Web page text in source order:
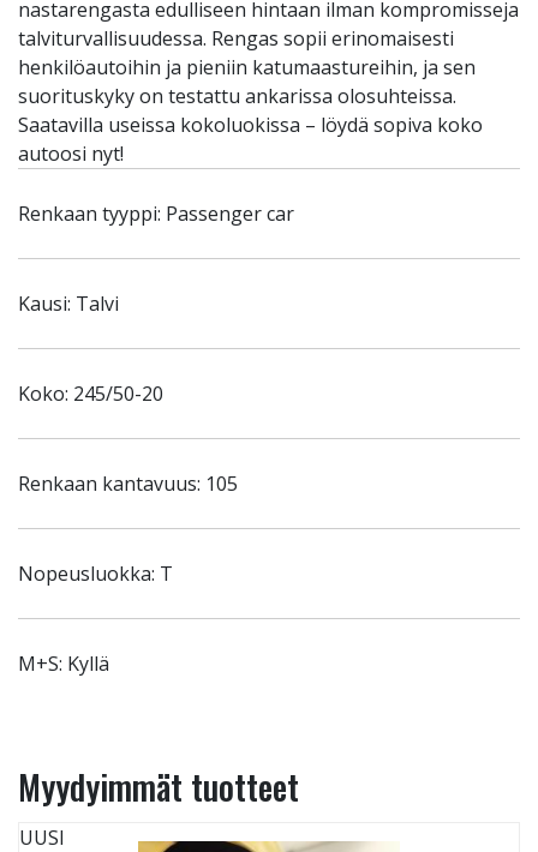
nastarengasta edulliseen hintaan ilman kompromisseja
talviturvallisuudessa. Rengas sopii erinomaisesti
henkilöautoihin ja pieniin katumaastureihin, ja sen
suorituskyky on testattu ankarissa olosuhteissa.
Saatavilla useissa kokoluokissa – löydä sopiva koko
autoosi nyt!
Renkaan tyyppi: Passenger car
Kausi: Talvi
Koko: 245/50-20
Renkaan kantavuus: 105
Nopeusluokka: T
M+S: Kyllä
Myydyimmät tuotteet
UUSI